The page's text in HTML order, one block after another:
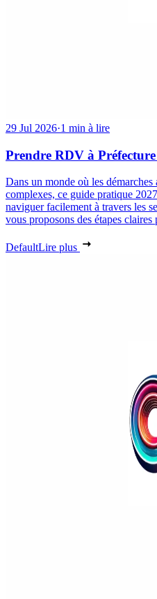
29 Jul 2026·1 min à lire
Prendre RDV à
Dans un monde où les
complexes, ce guide pratique
naviguer facilement à travers les
vous proposons des étapes
DefaultLire plus